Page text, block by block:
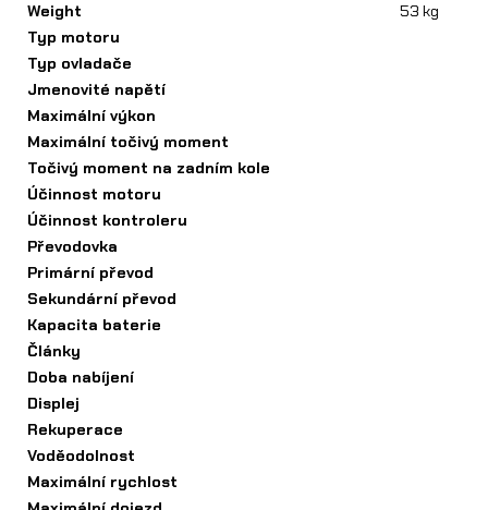
Weight
53 kg
Typ motoru
Typ ovladače
Jmenovité napětí
Maximální výkon
Maximální točivý moment
Točivý moment na zadním kole
Účinnost motoru
Účinnost kontroleru
Převodovka
Primární převod
Sekundární převod
Kapacita baterie
Články
Doba nabíjení
Displej
Rekuperace
Voděodolnost
Maximální rychlost